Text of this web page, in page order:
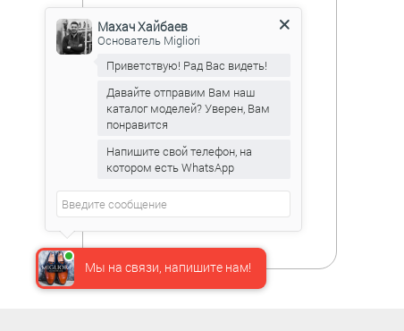
Мы на связи, напишите нам!
Махач Хайбаев
Основатель Migliori
Приветствую! Рад Вас видеть!
Давайте отправим Вам наш
каталог моделей? Уверен, Вам
понравится
Напишите свой телефон, на
котором есть WhatsApp